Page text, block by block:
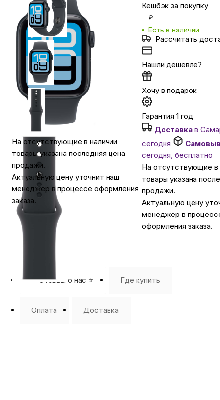
Автомобильные аксессуары
Сервисный центр Apple в Самаре
Подарочные сертификаты
Аудио
На отсутствующие в наличии
товары указана последняя цена
продажи.
Актуальную цену уточнит наш
менеджер в процессе оформления
заказа.
Кешбэк за покупку
₽
Есть в наличии
Рассчитать
Нашли дешевле?
Хочу в подарок
Гарантия 1 год
Доставка в
сегодня
сегодня, бесплатно
На отсутствующие в
товары указана
продажи.
Актуальную цену
менеджер в
оформления заказа.
⭐️ Отзывы о нас ⭐️ Где купить
Оплата Доставка